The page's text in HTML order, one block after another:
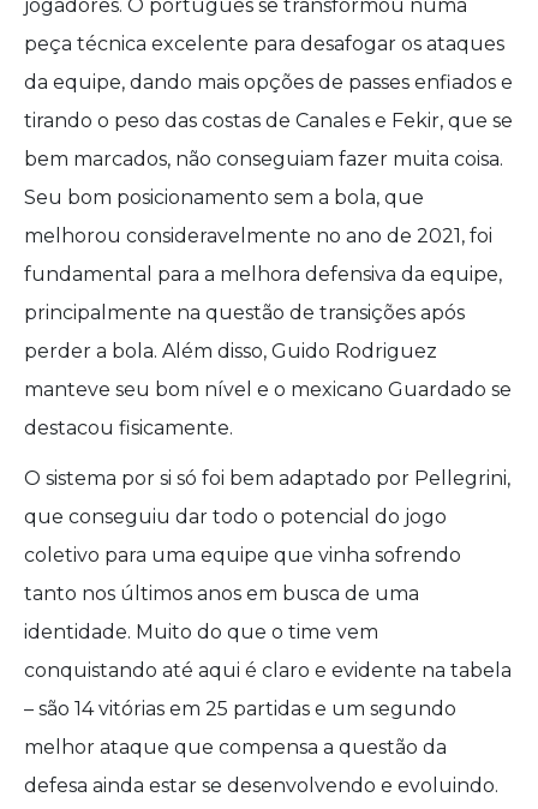
jogadores. O português se transformou numa
peça técnica excelente para desafogar os ataques
da equipe, dando mais opções de passes enfiados e
tirando o peso das costas de Canales e Fekir, que se
bem marcados, não conseguiam fazer muita coisa.
Seu bom posicionamento sem a bola, que
melhorou consideravelmente no ano de 2021, foi
fundamental para a melhora defensiva da equipe,
principalmente na questão de transições após
perder a bola. Além disso, Guido Rodriguez
manteve seu bom nível e o mexicano Guardado se
destacou fisicamente.
O sistema por si só foi bem adaptado por Pellegrini,
que conseguiu dar todo o potencial do jogo
coletivo para uma equipe que vinha sofrendo
tanto nos últimos anos em busca de uma
identidade. Muito do que o time vem
conquistando até aqui é claro e evidente na tabela
– são 14 vitórias em 25 partidas e um segundo
melhor ataque que compensa a questão da
defesa ainda estar se desenvolvendo e evoluindo.